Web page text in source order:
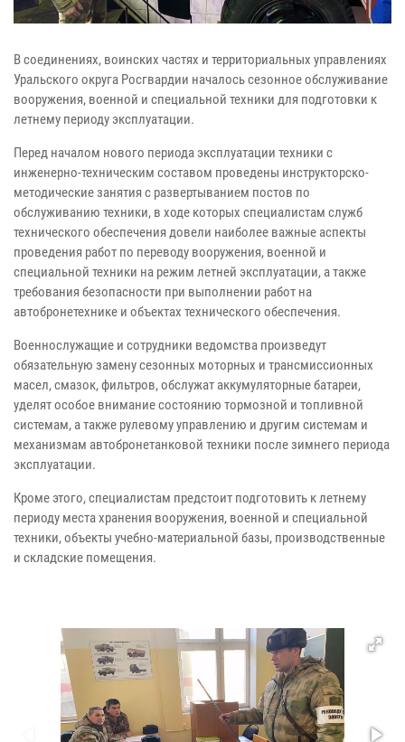
В соединениях, воинских частях и территориальных управлениях
Уральского округа Росгвардии началось сезонное обслуживание
вооружения, военной и специальной техники для подготовки к
летнему периоду эксплуатации.
Перед началом нового периода эксплуатации техники с
инженерно-техническим составом проведены инструкторско-
методические занятия с развертыванием постов по
обслуживанию техники, в ходе которых специалистам служб
технического обеспечения довели наиболее важные аспекты
проведения работ по переводу вооружения, военной и
специальной техники на режим летней эксплуатации, а также
требования безопасности при выполнении работ на
автобронетехнике и объектах технического обеспечения.
Военнослужащие и сотрудники ведомства произведут
обязательную замену сезонных моторных и трансмиссионных
масел, смазок, фильтров, обслужат аккумуляторные батареи,
уделят особое внимание состоянию тормозной и топливной
системам, а также рулевому управлению и другим системам и
механизмам автобронетанковой техники после зимнего периода
эксплуатации.
Кроме этого, специалистам предстоит подготовить к летнему
периоду места хранения вооружения, военной и специальной
техники, объекты учебно-материальной базы, производственные
и складские помещения.